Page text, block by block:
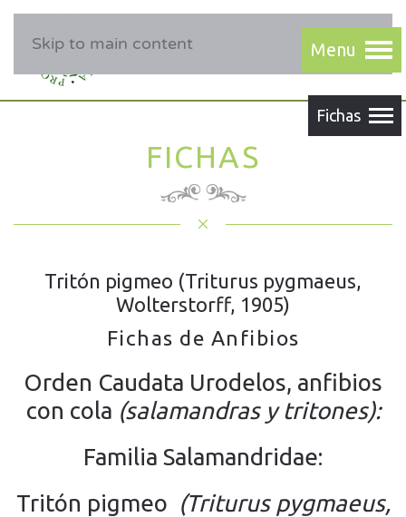
Skip to main content
FICHAS
Tritón pigmeo (Triturus pygmaeus,
Wolterstorff, 1905)
Fichas de Anfibios
Orden Caudata Urodelos, anfibios
con cola (salamandras y tritones):
Familia Salamandridae:
Tritón pigmeo (Triturus pygmaeus,